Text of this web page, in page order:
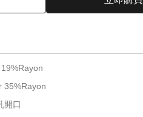
開口